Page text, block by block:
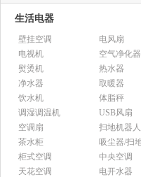
生活电器
壁挂空调
电风扇
电视机
空气净化器
熨烫机
热水器
净水器
取暖器
饮水机
体脂秤
调湿调温机
USB风扇
空调扇
扫地机器人
茶水柜
柜式空调
中央空调
天花空调
电开水器